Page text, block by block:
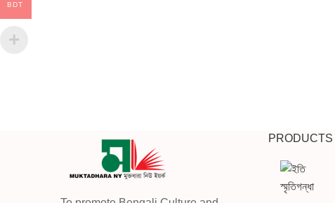
PRODUCTS
BDT